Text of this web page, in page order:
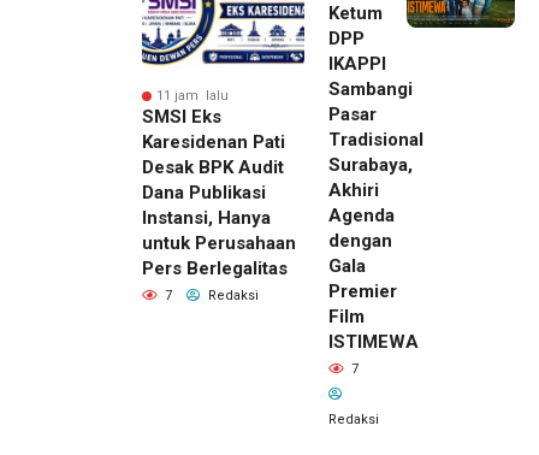
11 jam lalu
SMSI Eks
Karesidenan Pati
Desak BPK Audit
Dana Publikasi
Instansi, Hanya
untuk Perusahaan
Pers Berlegalitas
7 Redaksi
Ketum
DPP
IKAPPI
Sambangi
Pasar
Tradisional
Surabaya,
Akhiri
Agenda
dengan
Gala
Premier
Film
ISTIMEWA
7
Redaksi